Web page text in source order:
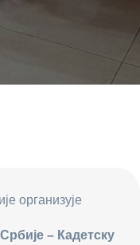
организује
Србије – Кадетску